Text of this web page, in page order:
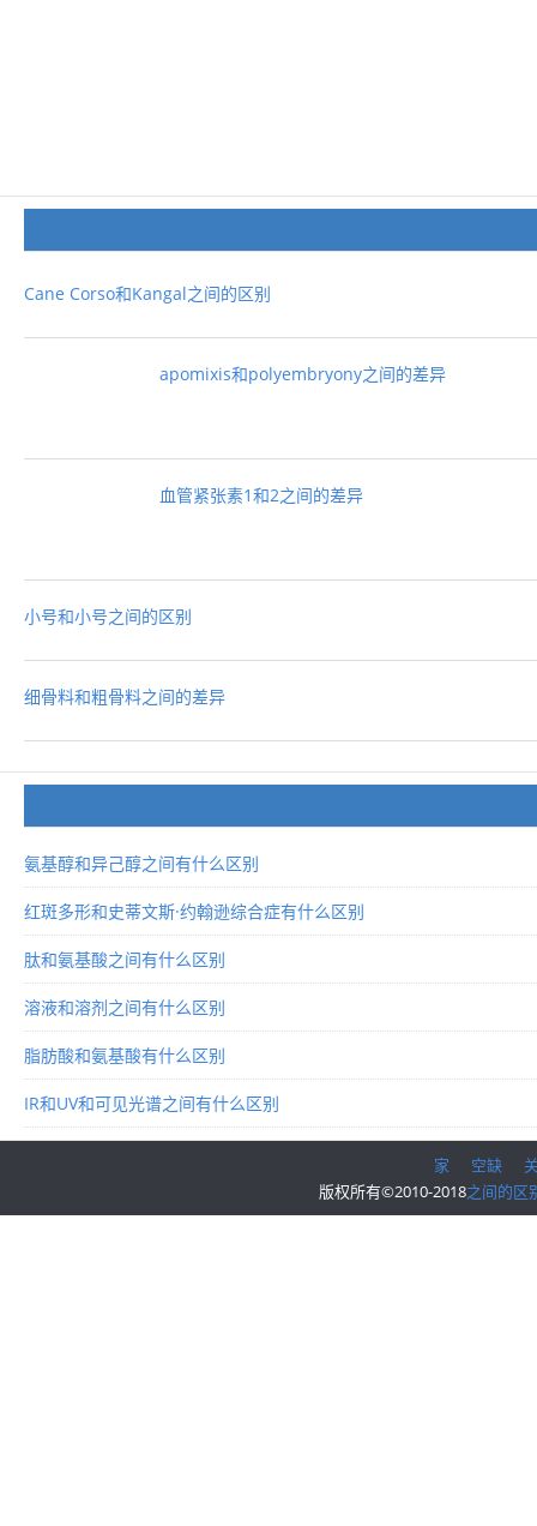
Cane Corso和Kangal之间的区别
apomixis和polyembryony之间的差异
血管紧张素1和2之间的差异
小号和小号之间的区别
细骨料和粗骨料之间的差异
氨基醇和异己醇之间有什么区别
红斑多形和史蒂文斯·约翰逊综合症有什么区别
肽和氨基酸之间有什么区别
溶液和溶剂之间有什么区别
脂肪酸和氨基酸有什么区别
IR和UV和可见光谱之间有什么区别
家 空缺
版权所有©2010-2018之间的区